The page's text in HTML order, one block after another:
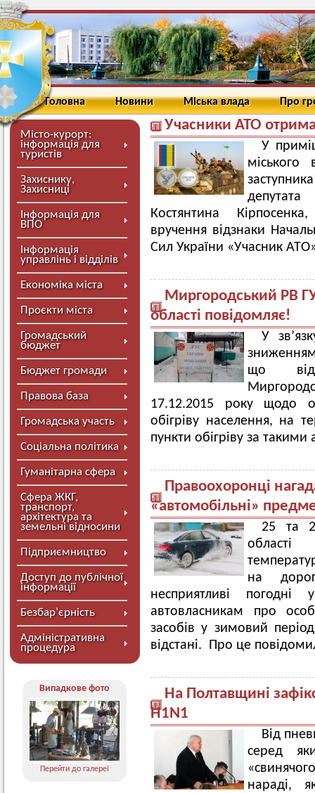
Головна Новини Міська влада Про
Місто-курорт:
інформація для
туристів
Захиснику,
Захисниці
Інформація для
ВПО
Інформація
управлінь і відділів
Економіка міста
Проєкти міста
Громадський
бюджет
Бюджет громади
Правова база
Громадська участь
Соціальна політика
Гуманітарна сфера
Сфера ЖКГ,
транспорт,
архітектура та
земельні відносини
Підприємництво
Доступ до публічної
інформації
Безбар’єрність
Адміністративна
процедура
Випадкове фото
Перейти до галереї
Учасники АТО
У
міського
Костянтина
вручення відзнаки
Сил України «Учасник
Миргородський РВ
області повідомляє!
У
що
17.12.2015 року щодо
обігріву населення, на
пункти обігріву за
Правоохоронці
«автомобільні»
25 та
області
на
несприятливі погодні
автовласникам про
засобів у зимовий
відстані. Про це
На Полтавщині
H1N1
Від
серед
нараді,